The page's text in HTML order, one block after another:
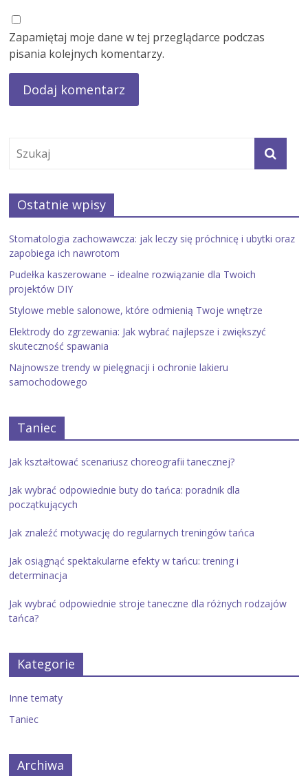
Zapamiętaj moje dane w tej przeglądarce podczas
pisania kolejnych komentarzy.
Ostatnie wpisy
Stomatologia zachowawcza: jak leczy się próchnicę i ubytki oraz
zapobiega ich nawrotom
Pudełka kaszerowane – idealne rozwiązanie dla Twoich
projektów DIY
Stylowe meble salonowe, które odmienią Twoje wnętrze
Elektrody do zgrzewania: Jak wybrać najlepsze i zwiększyć
skuteczność spawania
Najnowsze trendy w pielęgnacji i ochronie lakieru
samochodowego
Taniec
Jak kształtować scenariusz choreografii tanecznej?
Jak wybrać odpowiednie buty do tańca: poradnik dla
początkujących
Jak znaleźć motywację do regularnych treningów tańca
Jak osiągnąć spektakularne efekty w tańcu: trening i
determinacja
Jak wybrać odpowiednie stroje taneczne dla różnych rodzajów
tańca?
Kategorie
Inne tematy
Taniec
Archiwa